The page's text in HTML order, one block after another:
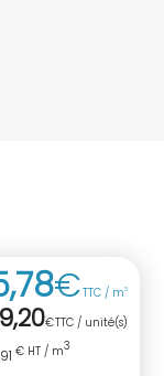
,78€TTC / m3
,20€TTC / unité(s)
€ HT / m3